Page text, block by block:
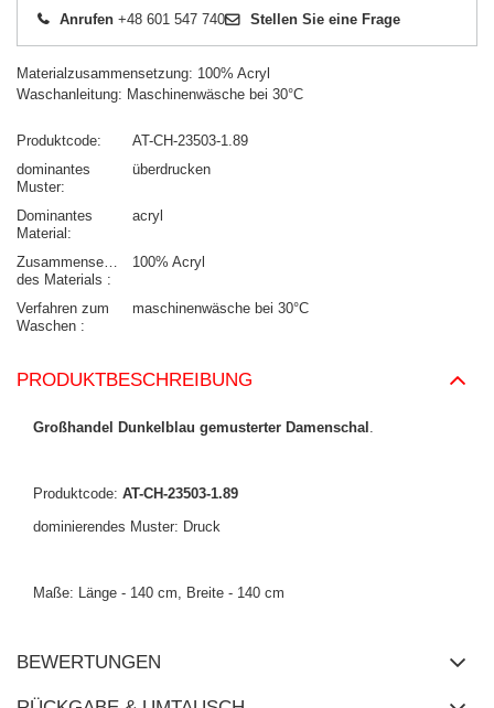
Anrufen +48 601 547 740 Stellen Sie eine Frage
Materialzusammensetzung: 100% Acryl
Waschanleitung: Maschinenwäsche bei 30°C
Produktcode
AT-CH-23503-1.89
dominantes
Muster
überdrucken
Dominantes
Material
acryl
Zusammensetzung
des Materials
100% Acryl
Verfahren zum
Waschen
maschinenwäsche bei 30°C
PRODUKTBESCHREIBUNG
Großhandel Dunkelblau gemusterter Damenschal
Produktcode: AT-CH-23503-1.89
dominierendes Muster: Druck
Maße: Länge - 140 cm, Breite - 140 cm
BEWERTUNGEN